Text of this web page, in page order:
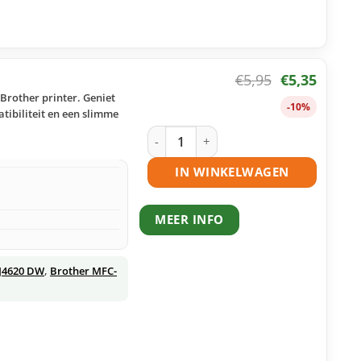
printer. Geniet
en een slimme
DW, Brother MFC-
€5,95 €5,35
-10%
Brother LC221 Y inktcartridge geel
IN WINKELWAGEN
MEER INFO